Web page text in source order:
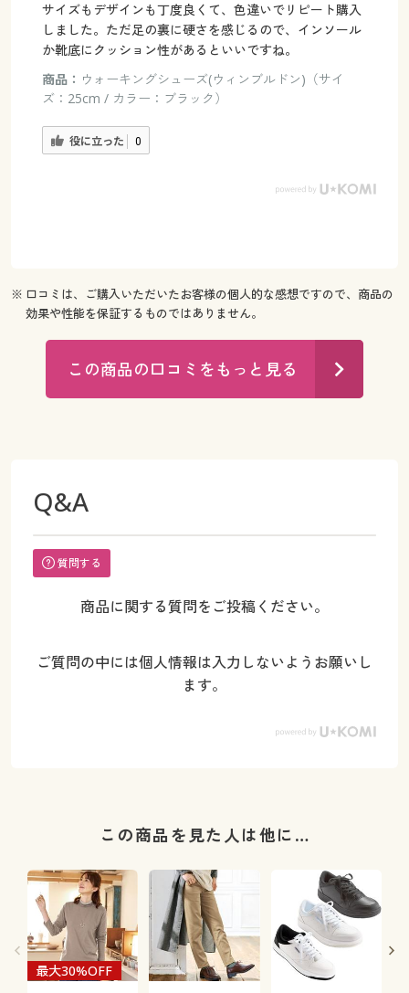
サイズもデザインも丁度良くて、色違いでリピート購入
しました。ただ足の裏に硬さを感じるので、インソール
か靴底にクッション性があるといいですね。
商品： ウォーキングシューズ(ウィンブルドン)（サイ
ズ：25cm / カラー：ブラック）
役に立った 0
※ 口コミは、ご購入いただいたお客様の個人的な感想ですので、商品の
効果や性能を保証するものではありません。
この商品の口コミをもっと見る
Q&A
質問する
商品に関する質問をご投稿ください。
ご質問の中には個人情報は入力しないようお願いし
ます。
この商品を見た人は他に…
最大30%OFF